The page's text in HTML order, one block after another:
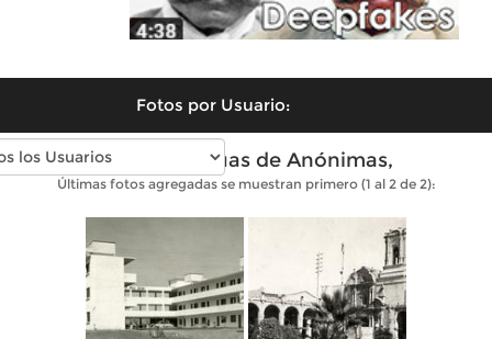
Fotos por Usuario:
Fotos antiguas de Anónimas,
Últimas fotos agregadas se muestran primero (1 al 2 de 2):